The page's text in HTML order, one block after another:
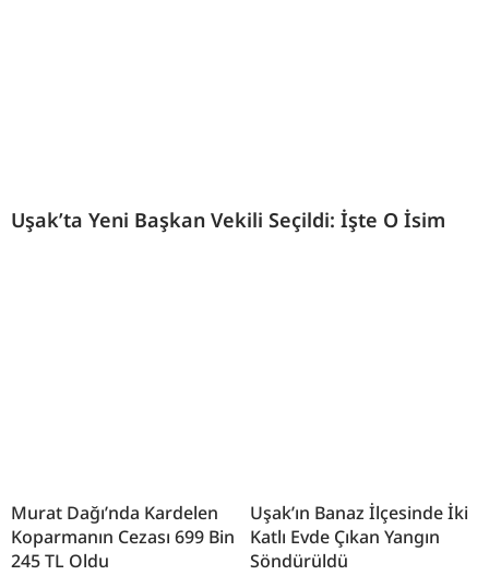
Uşak’ta Yeni Başkan Vekili Seçildi: İşte O İsim
Murat Dağı’nda Kardelen
Koparmanın Cezası 699 Bin
245 TL Oldu
Uşak’ın Banaz İlçesinde İki
Katlı Evde Çıkan Yangın
Söndürüldü